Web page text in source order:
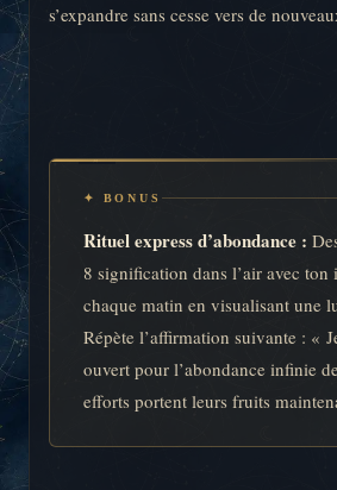
s’expandre sans cesse vers de
✦ BONUS
Rituel express d’abondance :
8 signification dans l’air avec ton
chaque matin en visualisant une
Répète l’affirmation suivante : «
ouvert pour l’abondance infinie
efforts portent leurs fruits